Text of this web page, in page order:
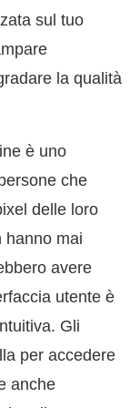
sul tuo
la qualità
è uno
che
delle loro
hanno mai
avere
utente è
Gli
per accedere
anche